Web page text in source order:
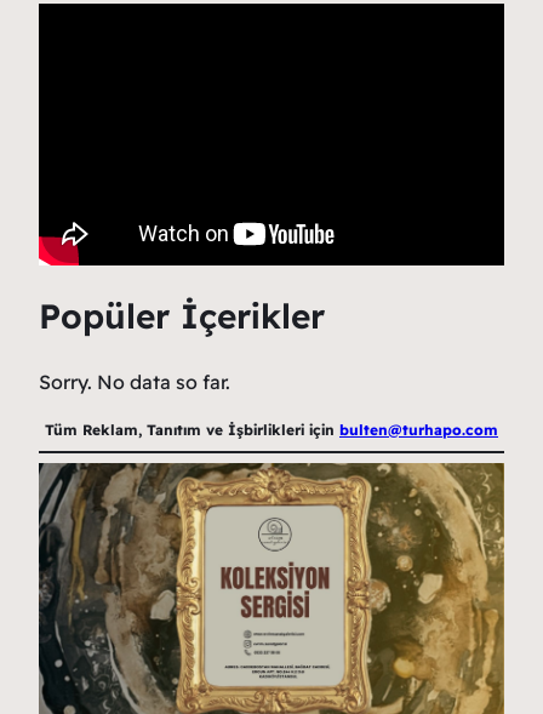
Popüler İçerikler
Sorry. No data so far.
Tüm Reklam, Tanıtım ve İşbirlikleri için bulten@turhapo.com